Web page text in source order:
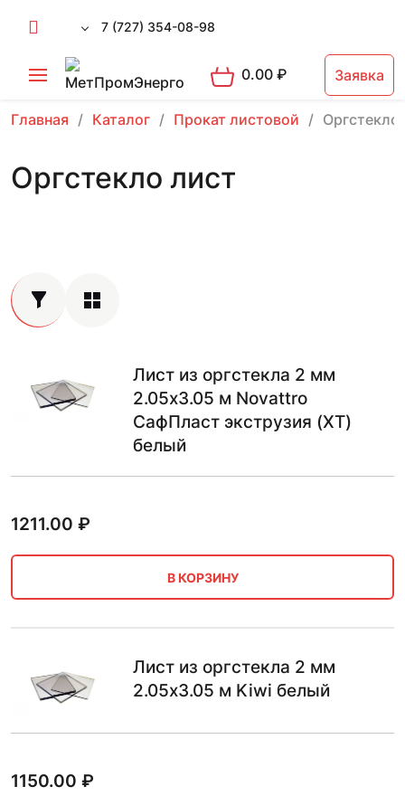
7 (727) 354-08-98
0.00₽ Заявка
Главная Каталог Прокат листовой Оргстекло
Оргстекло лист
Лист из оргстекла 2 мм
2.05х3.05 м Novattro
СафПласт экструзия (XT)
белый
1211.00 ₽
В КОРЗИНУ
Лист из оргстекла 2 мм
2.05х3.05 м Kiwi белый
1150.00 ₽